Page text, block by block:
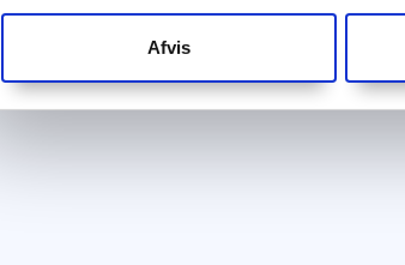
Afvis